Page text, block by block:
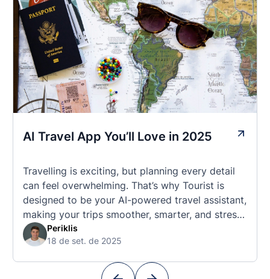
AI Travel App You’ll Love in 2025
Travelling is exciting, but planning every detail
can feel overwhelming. That’s why Tourist is
designed to be your AI-powered travel assistant,
making your trips smoother, smarter, and stress-
free. 🧭 What Makes the Tourist App Unique?
Unlike standard travel apps, Tourist combines
With Tourist, your trip planning becomes as
Periklis
18 de set. de 2025